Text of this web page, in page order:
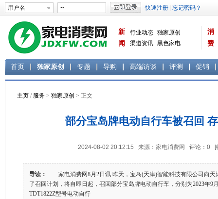
新
闻
行业动态 独家原创
渠道资讯 黑色家电
消
费
首页 独家原创 专题 导购 高端访谈 评测 促销
主页 / 服务 > 独家原创 > 正文
部分宝岛牌电动自行车被召回
2024-08-02 20:12:15 来源：家电消费网 评论： 0 [
导读：
家电消费网8月2日讯 昨天，宝岛(天津)智能科技有限公司向天
了召回计划，将自即日起，召回部分宝岛牌电动自行车，分别为2023年9
TDT1822Z型号电动自行